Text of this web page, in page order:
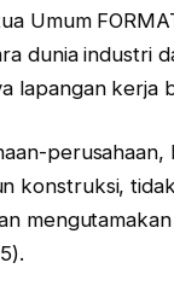
Umum
dunia industri
lapangan kerja
konstruksi,